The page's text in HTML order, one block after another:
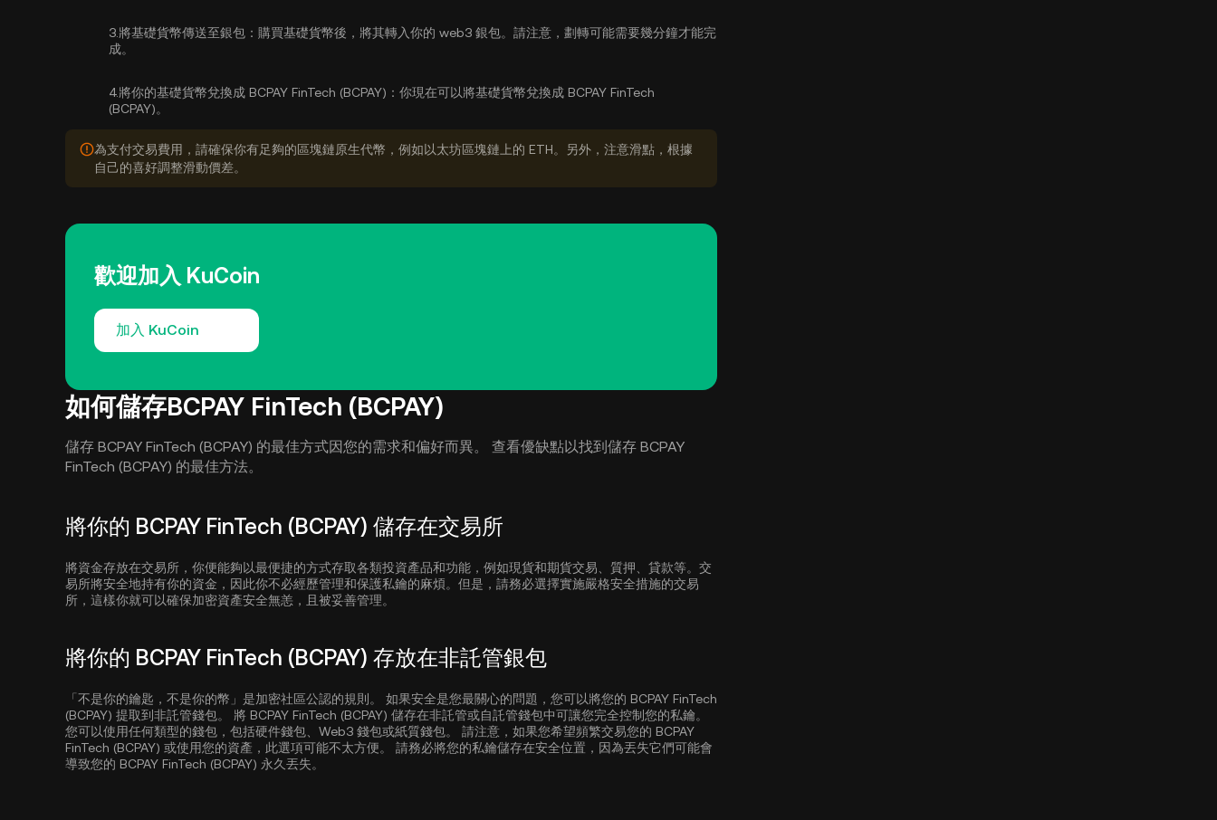
3. 將基礎貨幣傳送至銀包： 購買基礎貨幣後，將其轉入你的 web3 銀包。請注意，劃轉可能需要幾分鐘才能完
成。
4.將你的基礎貨幣兌換成 BCPAY FinTech (BCPAY)： 你現在可以將基礎貨幣兌換成 BCPAY FinTech
(BCPAY)。
為支付交易費用，請確保你有足夠的區塊鏈原生代幣，例如以太坊區塊鏈上的 ETH。另外，注意滑點，根據
自己的喜好調整滑動價差。
歡迎加入 KuCoin
加入 KuCoin
如何儲存BCPAY FinTech (BCPAY)
儲存 BCPAY FinTech (BCPAY) 的最佳方式因您的需求和偏好而異。 查看優缺點以找到儲存 BCPAY
FinTech (BCPAY) 的最佳方法。
將你的 BCPAY FinTech (BCPAY) 儲存在交易所
將資金存放在交易所，你便能夠以最便捷的方式存取各類投資產品和功能，例如現貨和期貨交易、質押、貸款等。交
易所將安全地持有你的資金，因此你不必經歷管理和保護私鑰的麻煩。但是，請務必選擇實施嚴格安全措施的交易
所，這樣你就可以確保加密資產安全無恙，且被妥善管理。
將你的 BCPAY FinTech (BCPAY) 存放在非託管銀包
「不是你的鑰匙，不是你的幣」是加密社區公認的規則。 如果安全是您最關心的問題，您可以將您的 BCPAY FinTech
(BCPAY) 提取到非託管錢包。 將 BCPAY FinTech (BCPAY) 儲存在非託管或自託管錢包中可讓您完全控制您的私鑰。
您可以使用任何類型的錢包，包括硬件錢包、Web3 錢包或紙質錢包。 請注意，如果您希望頻繁交易您的 BCPAY
FinTech (BCPAY) 或使用您的資產，此選項可能不太方便。 請務必將您的私鑰儲存在安全位置，因為丟失它們可能會
導致您的 BCPAY FinTech (BCPAY) 永久丟失。